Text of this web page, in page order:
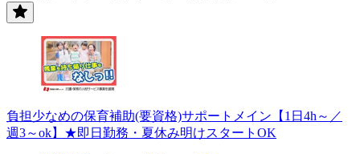
負担少なめの保育補助(要資格)サポートメイン【1日4h～／
週3～ok】★即日勤務・夏休み明けスタートOK